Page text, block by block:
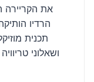
את הקריירה
תכנית
ושאלוני